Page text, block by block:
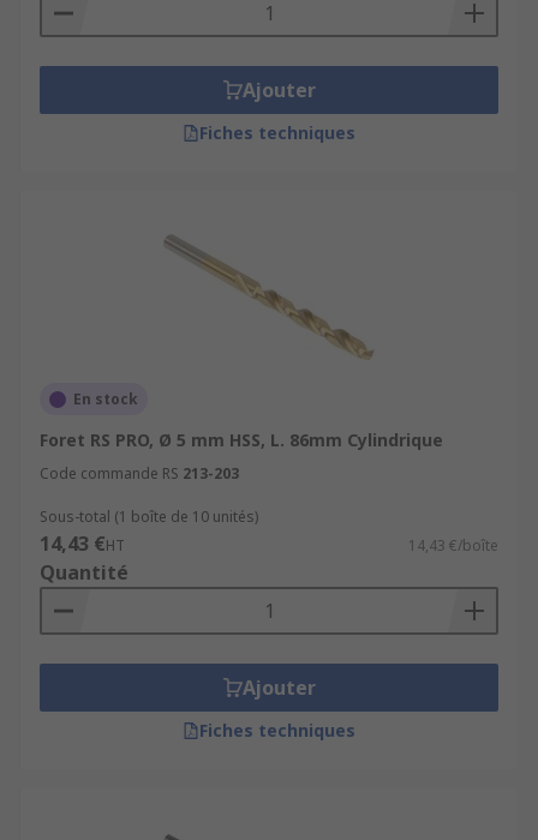
être porté à tout moment
Utilisez uniquement des forets adaptés aux
outils électriques
Informations sur les applications
La plupart des forets possèdent un angle de
point de 118 degrés, propre à l'utilisation dans le
bois, le plastique, et la plupart des autres
matériaux.
Ajouter
Fiches techniques
En stock
Foret RS PRO, Ø 5 mm HSS, L. 86mm Cylindrique
Code commande RS 213-203
Sous-total (1 boîte de 10 unités)
14,43 €HT 14,43 €/boîte
Quantité
Ajouter
Fiches techniques